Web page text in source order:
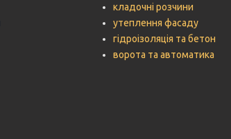
кладочні розчини
утеплення фасаду
гідроізоляція та бетон
ворота та автоматика